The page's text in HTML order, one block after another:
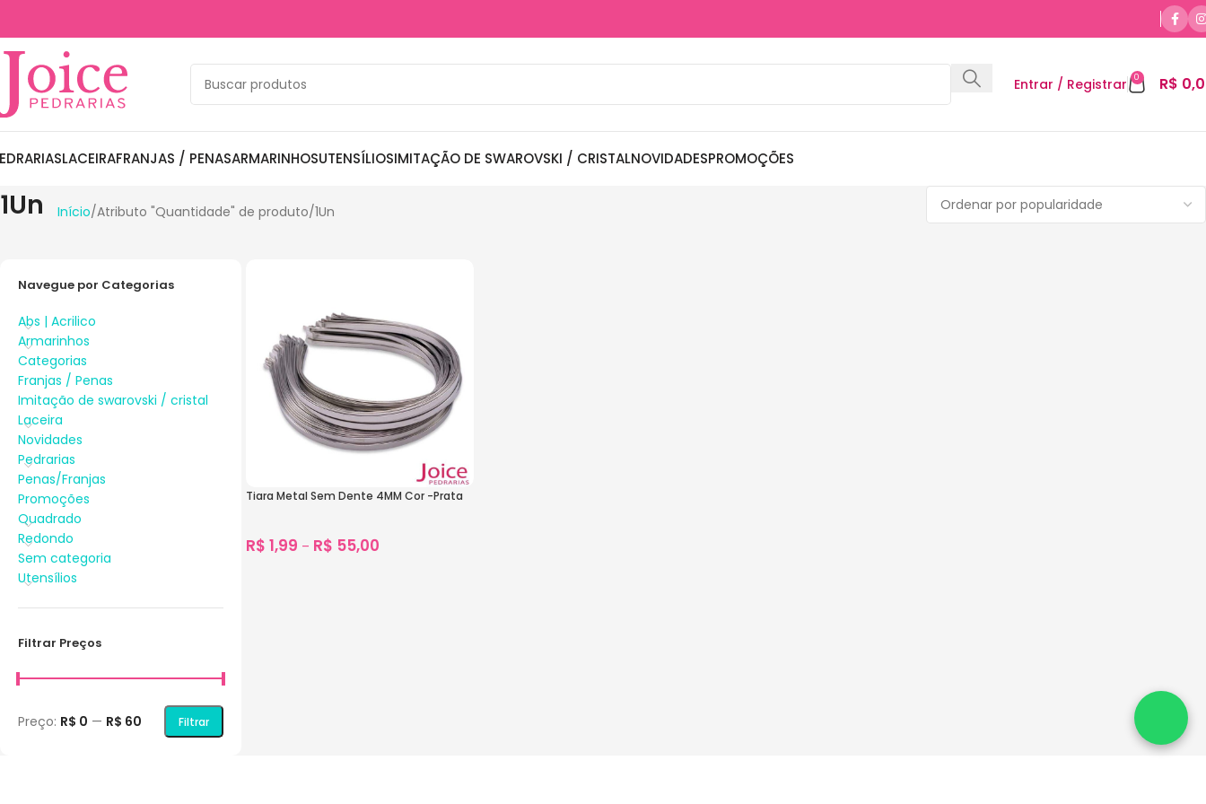
Entrar / Registrar 0 R$
LACEIRAFRANJAS / PENASARMARINHOSUTENSÍLIOSIMITAÇÃO DE SWAROVSKI / CRISTALNOVIDADESPROMOÇÕES
1Un Início Atributo "Quantidade" de produto 1Un
Navegue por Categorias
Abs | Acrilico
Armarinhos
Categorias
Franjas / Penas
Imitação de swarovski / cristal
Laceira
Novidades
Pedrarias
Penas/Franjas
Promoções
Quadrado
Redondo
Sem categoria
Utensílios
Filtrar Preços
Filtrar
Preço: R$ 0 — R$ 60
Tiara Metal Sem Dente 4MM Cor -Prata
R$ 1,99 – R$ 55,00